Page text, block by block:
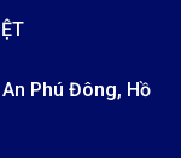
Phú Đông, Hồ